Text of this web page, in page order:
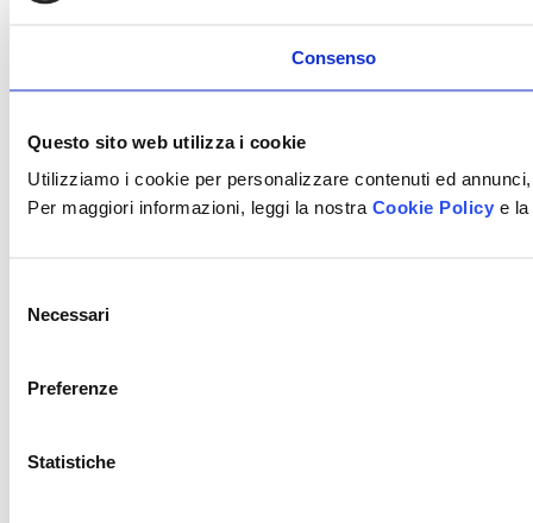
Consenso
Questo sito web utilizza i cookie
Utilizziamo i cookie per personalizzare contenuti ed
Per maggiori informazioni, leggi la nostra Cookie Policy e
delNecessari
Preferenze
Statistiche